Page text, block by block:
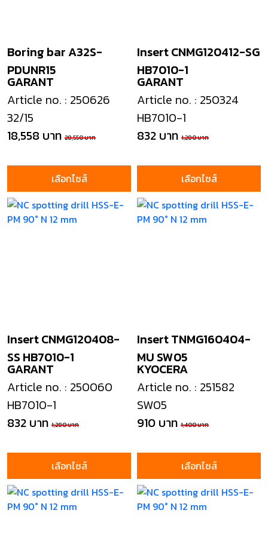
GARANT
Boring bar A32S-
PDUNR15
Article no. : 250626
32/15
18,558 บาท 28,550 บาท
เลือกไซส์
GARANT
Insert CNMG120412-SG
HB7010-1
Article no. : 250324
HB7010-1
832 บาท 1,280 บาท
เลือกไซส์
GARANT
Insert CNMG120408-
SS HB7010-1
Article no. : 250060
HB7010-1
832 บาท 1,280 บาท
เลือกไซส์
KYOCERA
Insert TNMG160404-
MU SW05
Article no. : 251582
SW05
910 บาท 1,400 บาท
เลือกไซส์